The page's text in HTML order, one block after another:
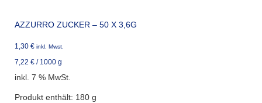
AZZURRO ZUCKER – 50 X 3,6G
1,30 € inkl. Mwst.
7,22 € / 1000 g
inkl. 7 % MwSt.
Produkt enthält: 180 g